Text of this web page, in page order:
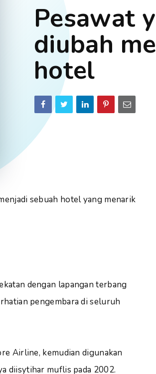
Pesawat
diubah
hotel
sebuah hotel yang menarik
dengan lapangan terbang
pengembara di seluruh
Airline, kemudian digunakan
diisytihar muflis pada 2002.